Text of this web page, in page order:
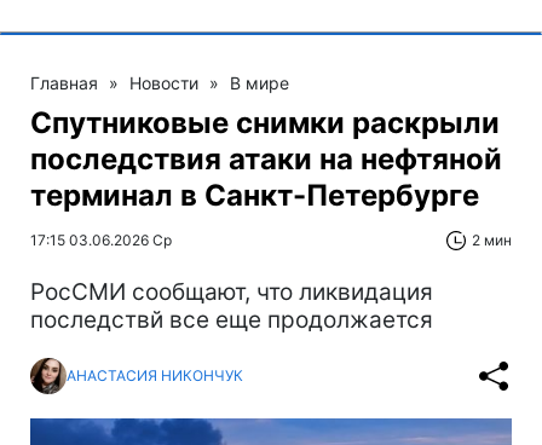
Главная » Новости » В мире
Спутниковые снимки раскрыли
последствия атаки на нефтяной
терминал в Санкт-Петербурге
17:15 03.06.2026 Ср 2 мин
РосСМИ сообщают, что ликвидация
последствй все еще продолжается
АНАСТАСИЯ НИКОНЧУК